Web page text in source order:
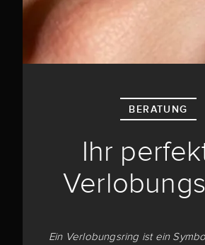
BERATUNG
Ihr
Ein Verlobungsring ist ein